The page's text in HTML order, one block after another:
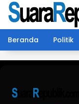
Langsung
konten
Beranda
Politik